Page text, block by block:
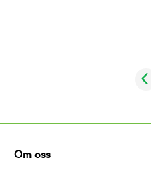
Om oss